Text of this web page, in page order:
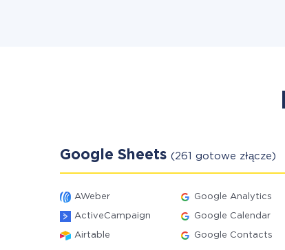
Google Sheets (261 gotowe złącze)
AWeber Google Analytics
ActiveCampaign Google Calendar
Airtable Google Contacts